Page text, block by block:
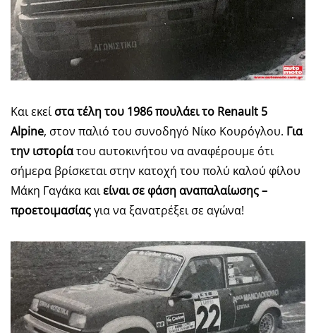
Και εκείστα τέλη του 1986 πουλάει το Renault 5
Alpine, στον παλιό του συνοδηγό Νίκο Κουρόγλου. Για
την ιστορίατου αυτοκινήτου να αναφέρουμε ότι
σήμερα βρίσκεται στην κατοχή του πολύ καλού φίλου
Μάκη Γαγάκα καιείναι σε φάση αναπαλαίωσης –
προετοιμασίαςγια να ξανατρέξει σε αγώνα!